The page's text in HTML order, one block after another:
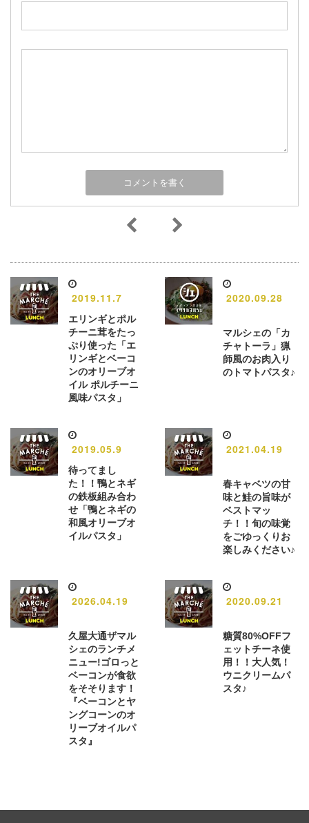
2019.11.7
エリンギとポル
チーニ茸をたっ
ぷり使った「エ
リンギとベーコ
ンのオリーブオ
イル ポルチーニ
風味パスタ」
2020.09.28
マルシェの「カ
チャトーラ」猟
師風のお肉入り
のトマトパスタ♪
2019.05.9
待ってまし
た！！鴨とネギ
の鉄板組み合わ
せ「鴨とネギの
和風オリーブオ
イルパスタ」
2021.04.19
春キャベツの甘
味と鮭の旨味が
ベストマッ
チ！！旬の味覚
をごゆっくりお
楽しみください♪
2026.04.19
久屋大通ザマル
シェのランチメ
ニュー!ゴロっと
ベーコンが食欲
をそそります！
『ベーコンとヤ
ングコーンのオ
リーブオイルパ
スタ』
2020.09.21
糖質80%OFFフ
ェットチーネ使
用！！大人気！
ウニクリームパ
スタ♪